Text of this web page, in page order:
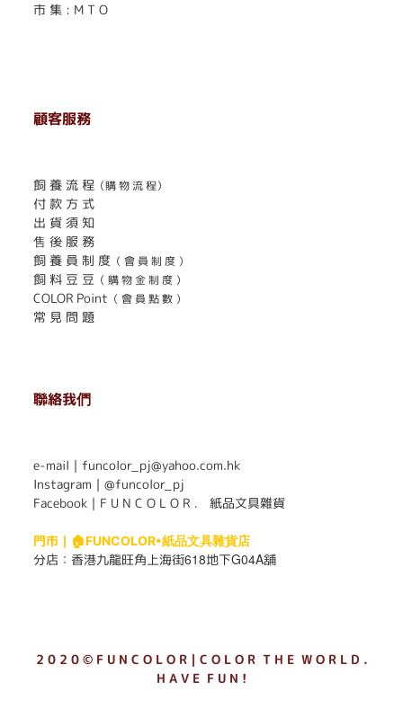
市 集 : M T O
顧客服務
飼 養 流 程 （購 物 流 程）
付 款 方 式
出 貨 須 知
售 後 服 務
飼 養 員 制 度 （ 會 員 制 度 ）
飼 料 豆 豆 （ 購 物 金 制 度 ）
COLOR Point （ 會 員 點 數 ）
常 見 問 題
聯絡我們
e-mail｜funcolor_pj@yahoo.com.hk
Instagram｜ @funcolor_pj
Facebook｜ F U N C O L O R ． 紙品文具雜貨
門市｜ 🏠FUNCOLOR•紙品文具雜貨店
分店： 香港九龍旺角上海街618地下G04A舖
2 0 2 0 © F U N C O L O R｜C O L O R T H E W O R L D .
H A V E F U N !